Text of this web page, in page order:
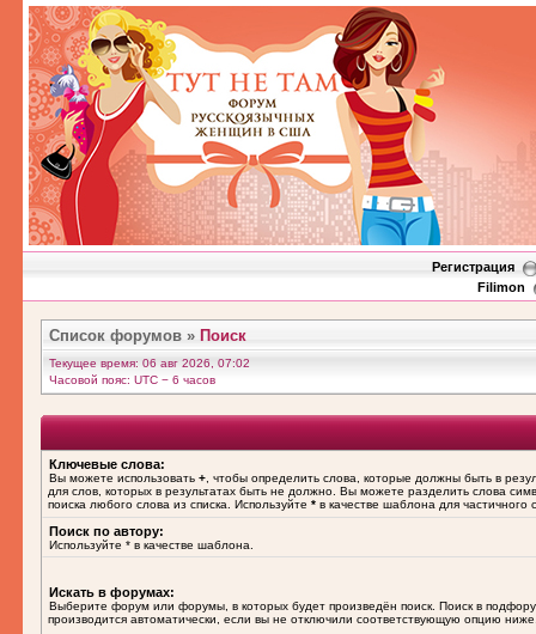
Регистрация
Filimon
Список форумов » Поиск
Текущее время: 06 авг 2026, 07:02
Часовой пояс: UTC − 6 часов
Ключевые слова:
Вы можете использовать + , чтобы определить слова, которые должны быть в
для слов, которых в результатах быть не должно. Вы можете разделить слова
поиска любого слова из списка. Используйте * в качестве шаблона для частичного
Поиск по автору:
Используйте * в качестве шаблона.
Искать в форумах:
Выберите форум или форумы, в которых будет произведён поиск. Поиск в
производится автоматически, если вы не отключили соответствующую опцию